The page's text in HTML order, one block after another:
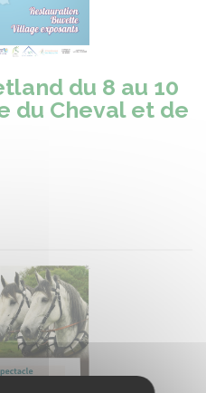
du 8 au 10
du Cheval et de